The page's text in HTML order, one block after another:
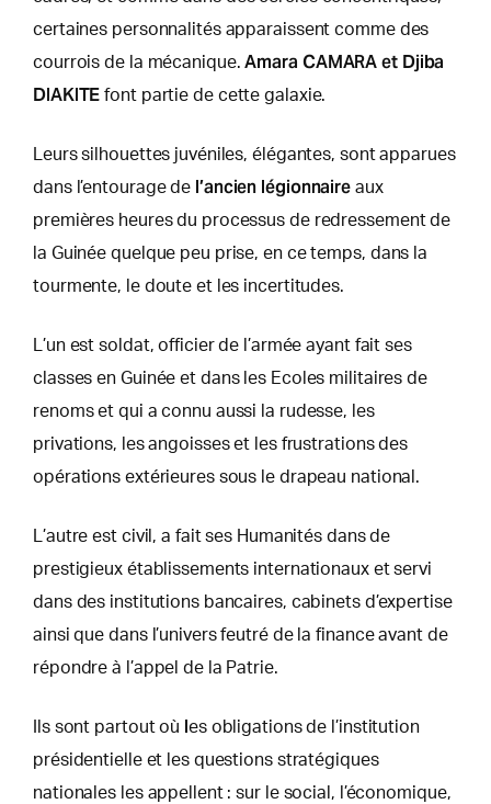
certaines personnalités apparaissent comme des
courrois de la mécanique.Amara CAMARA et Djiba
DIAKITEfont partie de cette galaxie.
Leurs silhouettes juvéniles, élégantes, sont apparues
dans l’entourage de l’ancien légionnaire aux
premières heures du processus de redressement de
la Guinée quelque peu prise, en ce temps, dans la
tourmente, le doute et les incertitudes.
L’un est soldat, officier de l’armée ayant fait ses
classes en Guinée et dans les Ecoles militaires de
renoms et qui a connu aussi la rudesse, les
privations, les angoisses et les frustrations des
opérations extérieures sous le drapeau national.
L’autre est civil, a fait ses Humanités dans de
prestigieux établissements internationaux et servi
dans des institutions bancaires, cabinets d’expertise
ainsi que dans l’univers feutré de la finance avant de
répondre à l’appel de la Patrie.
Ils sont partout où les obligations de l’institution
présidentielle et les questions stratégiques
nationales les appellent : sur le social, l’économique,